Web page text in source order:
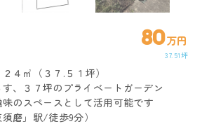
80万円
37.51坪
４㎡（３７.５１坪）
、３７坪のプライベートガーデン
のスペースとして活用可能です
磨」駅/徒歩9分）